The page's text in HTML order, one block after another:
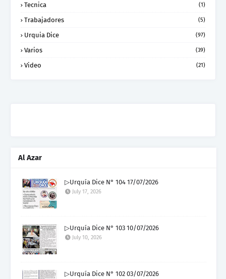
Tecnica (1)
Trabajadores (5)
Urquia Dice (97)
Varios (39)
Video (21)
Al Azar
▷Urquía Dice N° 104 17/07/2026
July 17, 2026
▷Urquía Dice N° 103 10/07/2026
July 10, 2026
▷Urquía Dice N° 102 03/07/2026